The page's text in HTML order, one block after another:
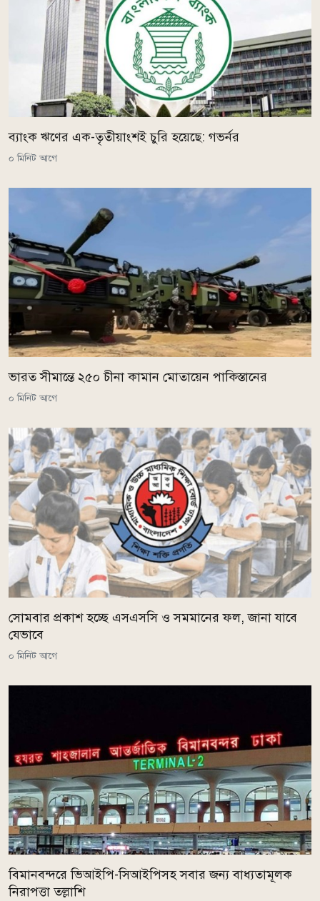
ব্যাংক ঋণের এক-তৃতীয়াংশই চুরি হয়েছে: গভর্নর
০ মিনিট আগে
ভারত সীমান্তে ২৫০ চীনা কামান মোতায়েন পাকিস্তানের
০ মিনিট আগে
সোমবার প্রকাশ হচ্ছে এসএসসি ও সমমানের ফল, জানা যাবে
যেভাবে
০ মিনিট আগে
বিমানবন্দরে ভিআইপি-সিআইপিসহ সবার জন্য বাধ্যতামূলক
নিরাপত্তা তল্লাশি